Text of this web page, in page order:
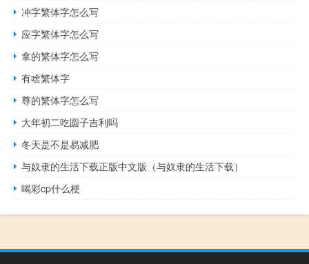
冲字繁体字怎么写
应字繁体字怎么写
拿的繁体字怎么写
有啥繁体字
尊的繁体字怎么写
大年初二吃圆子吉利吗
冬天是不是易减肥
与奴隶的生活下载正版中文版（与奴隶的生活下载）
喝彩cp什么梗